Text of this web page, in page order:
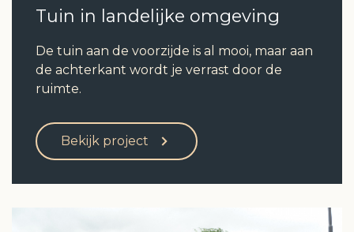
Tuin in landelijke omgeving
De tuin aan de voorzijde is al mooi, maar aan
de achterkant wordt je verrast door de
ruimte.
Bekijk project